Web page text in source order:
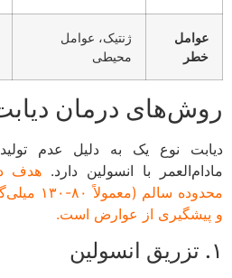
ژنتیک، عوامل
محیطی
درمان دیابت
نوع یک به دلیل عدم تولید
با انسولین دارد.هدف
محدوده سالم
از عوارض است.